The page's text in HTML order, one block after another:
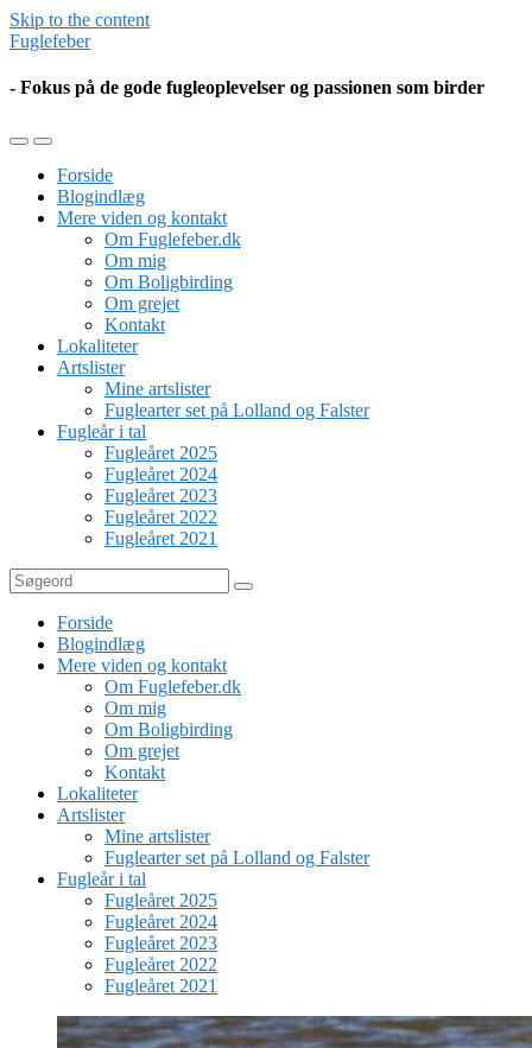
Skip to the content
Fuglefeber
- Fokus på de gode fugleoplevelser og passionen som birder
Toggle
mobile
menu
Toggle
the
search
field
Forside
Blogindlæg
Mere viden og kontakt
Om Fuglefeber.dk
Om mig
Om Boligbirding
Om grejet
Kontakt
Lokaliteter
Artslister
Mine artslister
Fuglearter set på Lolland og Falster
Fugleår i tal
Fugleåret 2025
Fugleåret 2024
Fugleåret 2023
Fugleåret 2022
Fugleåret 2021
Søg
Forside
Blogindlæg
Mere viden og kontakt
Om Fuglefeber.dk
Om mig
Om Boligbirding
Om grejet
Kontakt
Lokaliteter
Artslister
Mine artslister
Fuglearter set på Lolland og Falster
Fugleår i tal
Fugleåret 2025
Fugleåret 2024
Fugleåret 2023
Fugleåret 2022
Fugleåret 2021